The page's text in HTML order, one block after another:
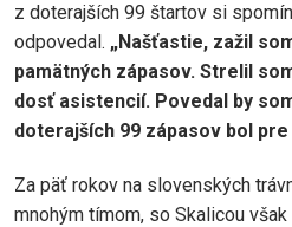
z doterajších 99 štartov si
odpovedal. „Našťastie, zažil
pamätných zápasov. Strelil
dosť asistencií. Povedal by
doterajších 99 zápasov bol pre
Za päť rokov na slovenských
mnohým tímom, so Skalicou však